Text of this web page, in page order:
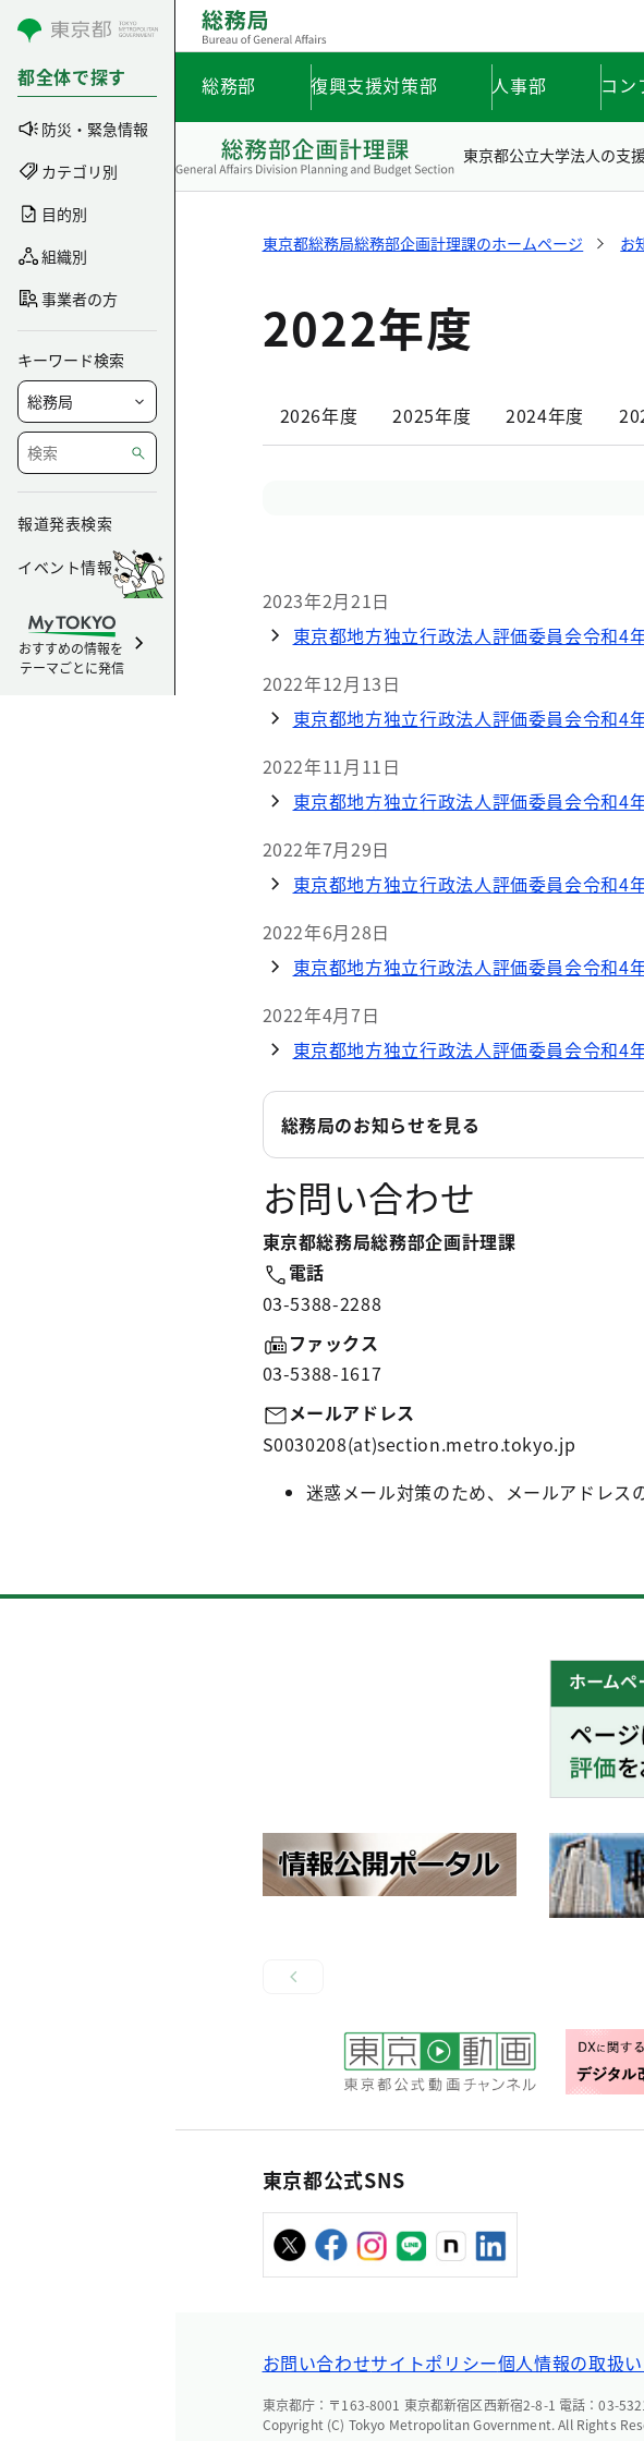
コンテンツにスキップ
都全体で探す
防災・緊急情報
カテゴリ別
目的別
組織別
事業者の方
キーワード検索
報道発表検索
イベント情報
おすすめの情報を
テーマごとに発信
総務部 復興支援対策部 人事部 コン
東京都公立大学法人の支
東京都総務局総務部企画計理課のホームページ お
2022年度
2026年度 2025年度 2024年度
2023年2月21日
東京都地方独立行政法人評価委員会令和4
2022年12月13日
東京都地方独立行政法人評価委員会令和4
2022年11月11日
東京都地方独立行政法人評価委員会令和4
2022年7月29日
東京都地方独立行政法人評価委員会令和4
2022年6月28日
東京都地方独立行政法人評価委員会令和4
2022年4月7日
東京都地方独立行政法人評価委員会令和4
総務局のお知らせを見る
お問い合わせ
東京都総務局総務部企画計理課
電話
03-5388-2288
ファックス
03-5388-1617
メールアドレス
S0030208(at)section.metro.tokyo.jp
迷惑メール対策のため、メールアドレス
東京都公式SNS
お問い合わせサイトポリシー個人情報の取扱い
東京都庁：〒163-8001 東京都新宿区西新宿2-8-1 電話：03-
Copyright (C) Tokyo Metropolitan Government. All Rights